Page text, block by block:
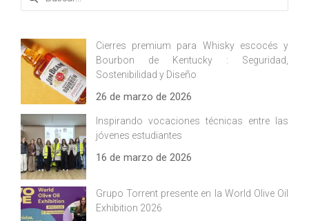
Cierres premium para Whisky escocés y
Bourbon de Kentucky : Seguridad,
Sostenibilidad y Diseño
26 de marzo de 2026
Inspirando vocaciones técnicas entre las
jóvenes estudiantes
16 de marzo de 2026
Grupo Torrent presente en la World Olive Oil
Exhibition 2026